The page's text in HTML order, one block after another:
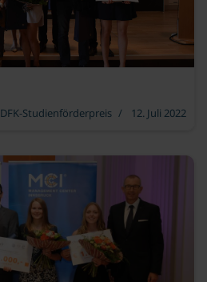
DFK-Studienförderpreis 12. Juli 2022